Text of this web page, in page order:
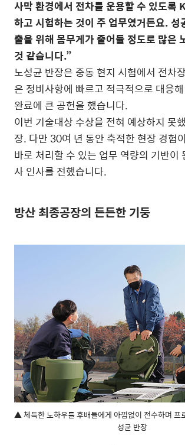
사막 환경에서 전차를 운용할 수 있도록
하고 시험하는 것이 주 업무였거든요. 성
출을 위해 몸무게가 줄어들 정도로 많은
것 같습니다.”
노성균 반장은 중동 현지 시험에서 전차
은 정비사항에 빠르고 적극적으로 대응
완료에 큰 공헌을 했습니다.
이번 기술대상 수상을 전혀 예상하지 못
장. 다만 30여 년 동안 축적한 현장 경험
바로 처리할 수 있는 업무 역량의 기반이
사 인사를 전했습니다.
방산 최종공장의 든든한 기둥
▲ 체득한 노하우를 후배들에게 아낌없이 전수하며 프
성균 반장